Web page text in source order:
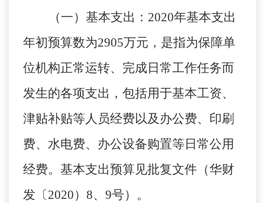
（一）基本支出： 2020年基本支出
年初预算数为2905万元，是指为保障单
位机构正常运转、完成日常工作任务而
发生的各项支出，包括用于基本工资、
津贴补贴等人员经费以及办公费、印刷
费、水电费、办公设备购置等日常公用
经费。基本支出预算见批复文件（华财
发〔2020）8、9号）。